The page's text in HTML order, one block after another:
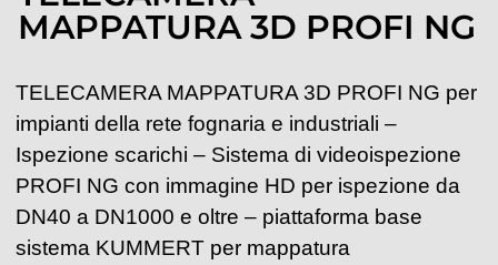
MAPPATURA 3D PROFI NG
TELECAMERA MAPPATURA 3D PROFI NG per
impianti della rete fognaria e industriali –
Ispezione scarichi – Sistema di videoispezione
PROFI NG con immagine HD per ispezione da
DN40 a DN1000 e oltre – piattaforma base
sistema KUMMERT per mappatura